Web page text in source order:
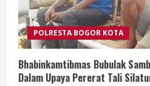
POLRESTA BOGOR KOTA
Bhabinkamtibmas Bubulak
Dalam Upaya Pererat Tali